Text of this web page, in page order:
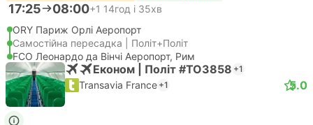
17:25 08:00+1 14год і 35хв
ORY Париж Орлі Аеропорт
Самостійна пересадка | Політ+Політ
FCO Леонардо да Вінчі Аеропорт, Рим
Економ | Політ #TO3858 +1
Transavia France +1 5.0